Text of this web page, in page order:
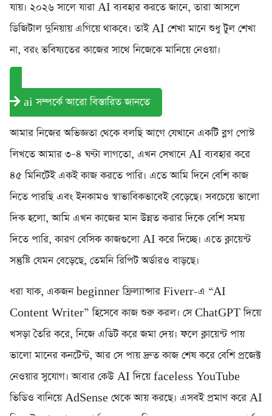
যায়। ২০২৬ সালে যারা AI ব্যবহার করতে জানে, তারা আসলে
ডিজিটাল দুনিয়ায় এগিয়ে থাকবে। তাই AI শেখা মানে শুধু টুল শেখা
না, বরং ভবিষ্যতের কাজের সাথে নিজেকে মানিয়ে নেওয়া।
ai সম্পর্কে আরো বিস্তারিত জানতে
আমার নিজের অভিজ্ঞতা থেকে বলছি আগে যেখানে একটি ব্লগ পোস্ট
লিখতে আমার ৩–৪ ঘণ্টা লাগতো, এখন সেখানে AI ব্যবহার করে
৪৫ মিনিটেই একই কাজ করতে পারি। এতে আমি দিনে বেশি কাজ
নিতে পারছি এবং ইনকামও স্বাভাবিকভাবেই বেড়েছে। সবচেয়ে ভালো
দিক হলো, আমি এখন কাজের মান উন্নত করার দিকে বেশি সময়
দিতে পারি, কারণ বেসিক কাজগুলো AI করে দিচ্ছে। এতে ক্লায়েন্ট
সন্তুষ্টি যেমন বেড়েছে, তেমনি রিপিট অর্ডারও বাড়ছে।
ধরা যাক, একজন beginner ফ্রিল্যান্সার Fiverr-এ “AI
Content Writer” হিসেবে কাজ শুরু করল। সে ChatGPT দিয়ে
খসড়া তৈরি করে, নিজে এডিট করে জমা দেয়। ফলে ক্লায়েন্ট পায়
ভালো মানের কনটেন্ট, আর সে পায় দ্রুত কাজ শেষ করে বেশি প্রজেক্ট
নেওয়ার সুযোগ। আবার কেউ AI দিয়ে faceless YouTube
ভিডিও বানিয়ে AdSense থেকে আয় করছে। এসবই প্রমাণ করে AI